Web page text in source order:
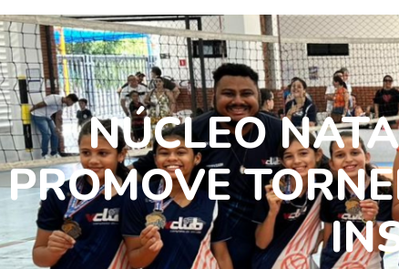
NÚCLEO
PROMOVE